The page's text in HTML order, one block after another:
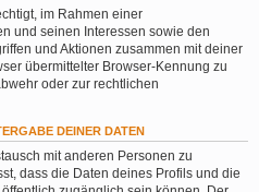
im Rahmen einer
und seinen Interessen sowie den
und Aktionen zusammen mit deiner
übermittelter Browser-Kennung zu
oder zur rechtlichen
DEINER DATEN
mit anderen Personen zu
dass die Daten deines Profils und die